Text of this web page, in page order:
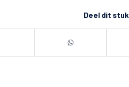
Deel dit stuk